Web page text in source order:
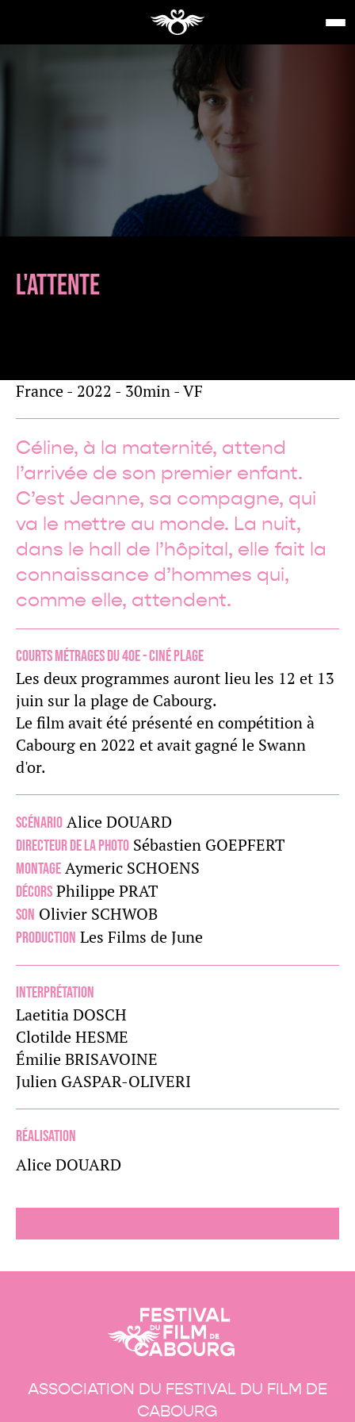
L'ATTENTE
France - 2022 - 30min - VF
Céline, à la maternité, attend
l’arrivée de son premier enfant.
C’est Jeanne, sa compagne, qui
va le mettre au monde. La nuit,
dans le hall de l’hôpital, elle fait la
connaissance d’hommes qui,
comme elle, attendent.
Courts Métrages du 40e - Ciné Plage
Les deux programmes auront lieu les 12 et 13
juin sur la plage de Cabourg.
Le film avait été présenté en compétition à
Cabourg en 2022 et avait gagné le Swann
d'or.
Scénario Alice DOUARD
Directeur de la photo Sébastien GOEPFERT
Montage Aymeric SCHOENS
Décors Philippe PRAT
Son Olivier SCHWOB
Production Les Films de June
Interprétation
Laetitia DOSCH
Clotilde HESME
Émilie BRISAVOINE
Julien GASPAR-OLIVERI
Réalisation
Alice DOUARD
ASSOCIATION DU FESTIVAL DU FILM DE
CABOURG